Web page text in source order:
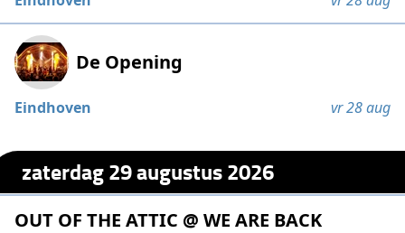
De Opening
Eindhoven vr 28 aug
zaterdag 29 augustus 2026
OUT OF THE ATTIC @ WE ARE BACK